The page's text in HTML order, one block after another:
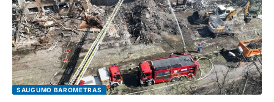
SAUGUMO BAROMETRAS